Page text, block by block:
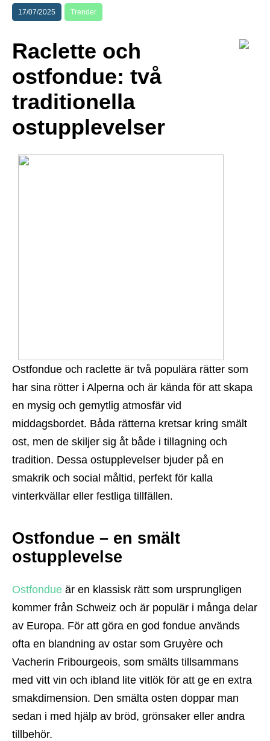
17/07/2025 Trender
Raclette och
ostfondue: två
traditionella
ostupplevelser
Ostfondue och raclette är två populära rätter som
har sina rötter i Alperna och är kända för att skapa
en mysig och gemytlig atmosfär vid
middagsbordet. Båda rätterna kretsar kring smält
ost, men de skiljer sig åt både i tillagning och
tradition. Dessa ostupplevelser bjuder på en
smakrik och social måltid, perfekt för kalla
vinterkvällar eller festliga tillfällen.
Ostfondue – en smält
ostupplevelse
Ostfondue är en klassisk rätt som ursprungligen
kommer från Schweiz och är populär i många delar
av Europa. För att göra en god fondue används
ofta en blandning av ostar som Gruyère och
Vacherin Fribourgeois, som smälts tillsammans
med vitt vin och ibland lite vitlök för att ge en extra
smakdimension. Den smälta osten doppar man
sedan i med hjälp av bröd, grönsaker eller andra
tillbehör.